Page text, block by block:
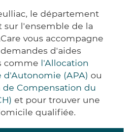
le département
sur l'ensemble de la
vous accompagne
d'aides
comme l'Allocation
d'Autonomie (APA) ou
de Compensation du
et pour trouver une
qualifiée.